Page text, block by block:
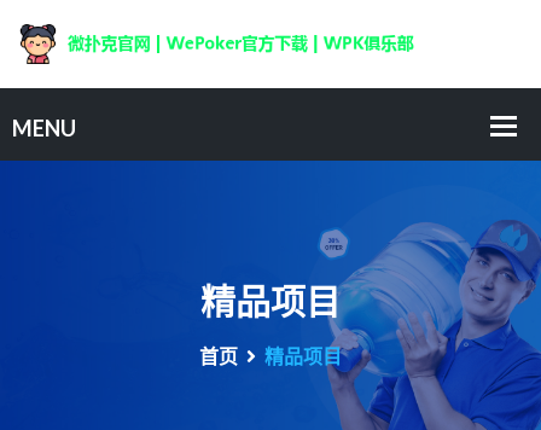
精品项目
首页 精品项目